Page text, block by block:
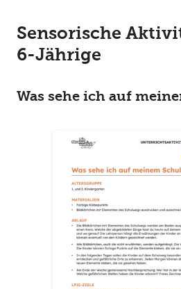
Sensorische
6-Jährige
Was sehe ich auf